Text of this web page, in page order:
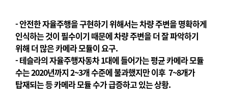
- 안전한 자율주행을 구현하기 위해서는 차량 주변을 명확하게
인식하는 것이 필수이기 때문에 차량 주변을 더 잘 파악하기
위해 더 많은 카메라 모듈이 요구.
- 테슬라의 자율주행자동차 1대에 들어가는 평균 카메라 모듈
수는 2020년까지 2~3개 수준에 불과했지만 이후 7~8개가
탑재되는 등 카메라 모듈 수가 급증하고 있는 상황.